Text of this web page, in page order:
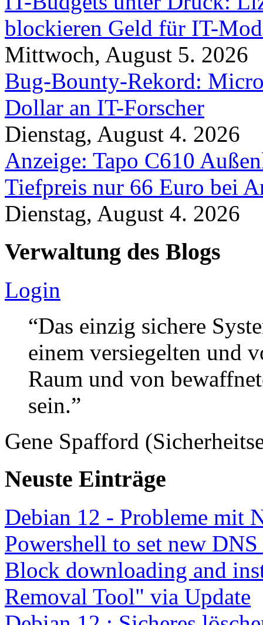
blockieren Geld für IT-
Mittwoch, August 5. 2026
Bug-Bounty-Rekord:
Dollar an IT-Forscher
Dienstag, August 4. 2026
Anzeige: Tapo C610
Tiefpreis nur 66 Euro bei
Dienstag, August 4. 2026
Verwaltung des Blogs
Login
“Das einzig sichere
einem versiegelten und
Raum und von
sein.”
Gene Spafford
Neuste Einträge
Debian 12 - Probleme mit
Powershell to set new
Block downloading and
Removal Tool" via Update